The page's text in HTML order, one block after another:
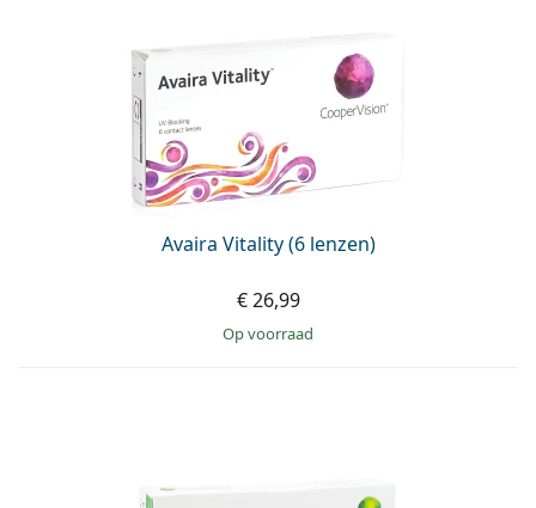
Avaira Vitality (6 lenzen)
€ 26,99
op voorraad